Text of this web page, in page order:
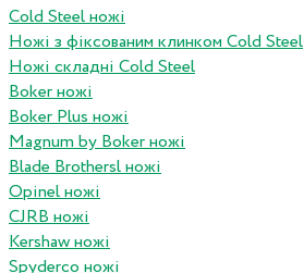
Cold Steel ножі
Ножі з фіксованим клинком Cold Steel
Ножі складні Cold Steel
Boker ножі
Boker Plus ножі
Magnum by Boker ножі
Blade Brothersl ножі
Opinel ножі
CJRB ножі
Kershaw ножі
Spyderco ножі